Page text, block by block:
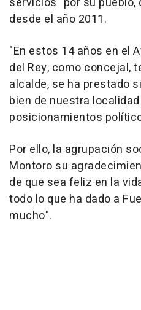
desde el año 2011.
"En estos 14 años en el
del Rey, como concejal,
alcalde, se ha prestado
bien de nuestra
posicionamientos
Por ello, la agrupación
Montoro su
de que sea feliz en la
todo lo que ha dado a
mucho".